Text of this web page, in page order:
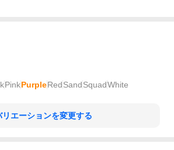
PinkPurpleRedSandSquadWhite
リエーションを変更する